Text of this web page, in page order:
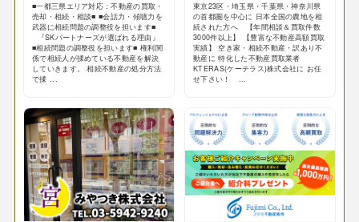
■一都三県エリア対応：不動産の買取・
売却・相続・相談■ ■会話力・傾聴力を
武器に相続問題の調整役を担います■
『SKパートナーズが選ばれる理由』
■相続問題の調整役を担います■ 権利関
係で相続人が揉めている不動産を解決
していきます。 相続不動産の処分方法
で揉 ...
東京23区・埼玉県・千葉県・神奈川県
の首都圏を中心に 日本全国の農地を相
続された方へ 【年間相談＆買取件数
3000件以上】 【豊富な不動産高額買取
実績】 空き家・相続不動産・訳あり不
動産に 特化した不動産買取業者
KTERAS(ケーテラス)株式会社に お任
せ下さい！ ...